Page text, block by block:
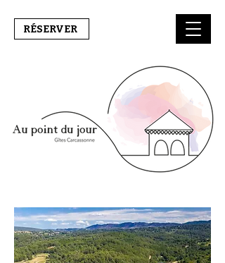
RÉSERVER